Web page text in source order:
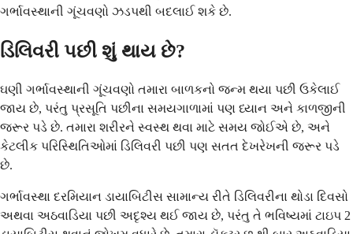
ગર્ભાવસ્થાની ગૂંચવણો ઝડપથી બદલાઈ શકે છે.
ડિલિવરી પછી શું થાય છે?
ઘણી ગર્ભાવસ્થાની ગૂંચવણો તમારા બાળકનો જન્મ થયા પછી ઉકેલાઈ
જાય છે, પરંતુ પ્રસૂતિ પછીના સમયગાળામાં પણ ધ્યાન અને કાળજીની
જરૂર પડે છે. તમારા શરીરને સ્વસ્થ થવા માટે સમય જોઈએ છે, અને
કેટલીક પરિસ્થિતિઓમાં ડિલિવરી પછી પણ સતત દેખરેખની જરૂર પડે
છે.
ગર્ભાવસ્થા દરમિયાન ડાયાબિટીસ સામાન્ય રીતે ડિલિવરીના થોડા દિવસો
અથવા અઠવાડિયા પછી અદૃશ્ય થઈ જાય છે, પરંતુ તે ભવિષ્યમાં ટાઇપ 2